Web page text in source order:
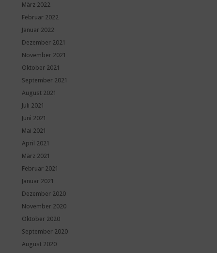
März 2022
Februar 2022
Januar 2022
Dezember 2021
November 2021
Oktober 2021
September 2021
August 2021
Juli 2021
Juni 2021
Mai 2021
April 2021
März 2021
Februar 2021
Januar 2021
Dezember 2020
November 2020
Oktober 2020
September 2020
August 2020